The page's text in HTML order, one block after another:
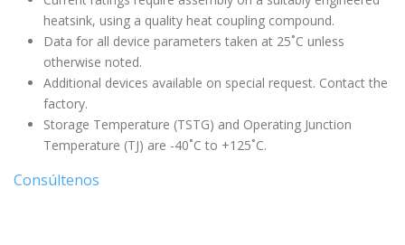
heatsink, using a quality heat coupling compound.
Data for all device parameters taken at 25˚C unless
otherwise noted.
Additional devices available on special request. Contact the
factory.
Storage Temperature (TSTG) and Operating Junction
Temperature (TJ) are -40˚C to +125˚C.
Consúltenos